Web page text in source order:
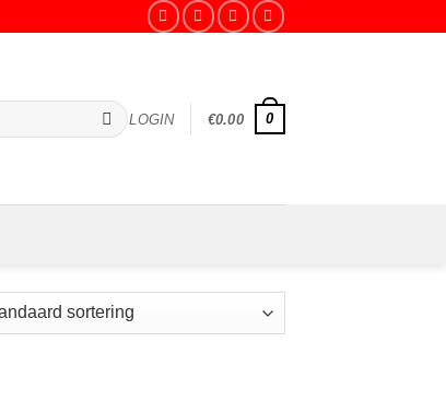
LOGIN €0.00 0